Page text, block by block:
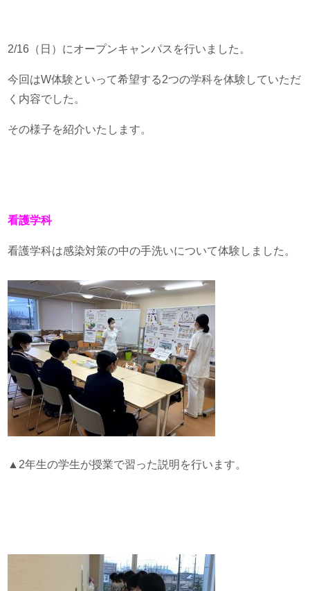
2/16（日）にオープンキャンパスを行いました。
今回はW体験といって希望する2つの学科を体験していただ
く内容でした。
その様子を紹介いたします。
看護学科
看護学科は感染対策の中の手洗いについて体験しました。
▲2年生の学生が授業で習った説明を行います。